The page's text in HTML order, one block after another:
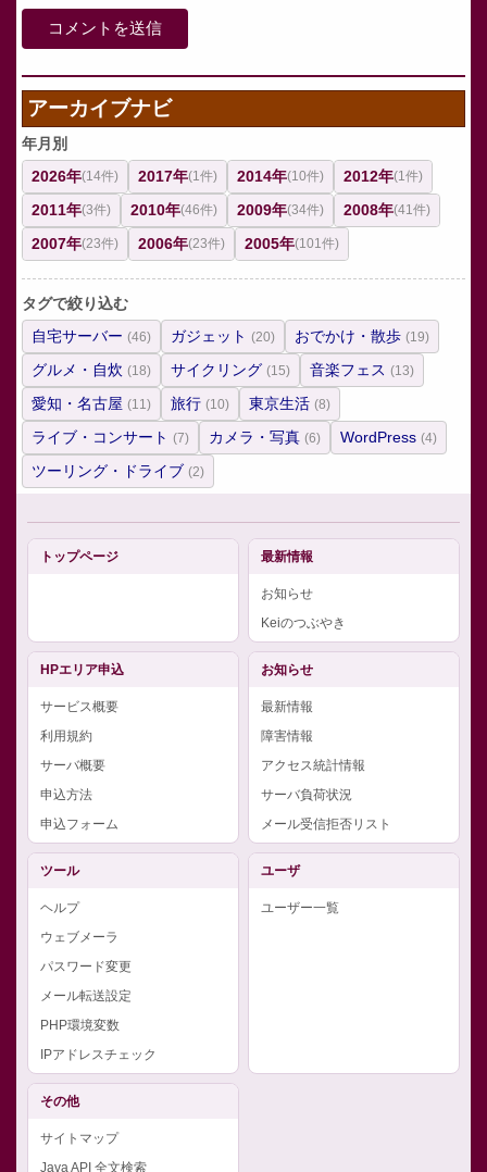
アーカイブナビ
年月別
2026年(14件) 2017年(1件) 2014年(10件) 2012年(1件)
2011年(3件) 2010年(46件) 2009年(34件) 2008年(41件)
2007年(23件) 2006年(23件) 2005年(101件)
タグで絞り込む
自宅サーバー (46) ガジェット (20) おでかけ・散歩 (19)
グルメ・自炊 (18) サイクリング (15) 音楽フェス (13)
愛知・名古屋 (11) 旅行 (10) 東京生活 (8)
ライブ・コンサート (7) カメラ・写真 (6) WordPress (4)
ツーリング・ドライブ (2)
トップページ 最新情報
お知らせ
Keiのつぶやき
HPエリア申込
サービス概要
利用規約
サーバ概要
申込方法
申込フォーム
お知らせ
最新情報
障害情報
アクセス統計情報
サーバ負荷状況
メール受信拒否リスト
ツール
ヘルプ
ウェブメーラ
パスワード変更
メール転送設定
PHP環境変数
IPアドレスチェック
ユーザ
ユーザー一覧
その他
サイトマップ
Java API 全文検索